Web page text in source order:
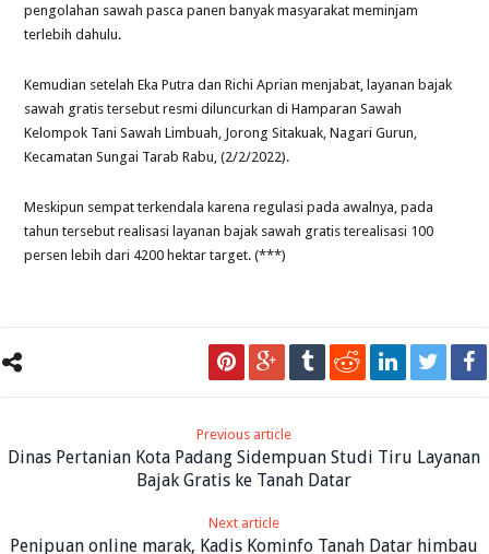
pengolahan sawah pasca panen banyak masyarakat meminjam
terlebih dahulu.
Kemudian setelah Eka Putra dan Richi Aprian menjabat, layanan bajak
sawah gratis tersebut resmi diluncurkan di Hamparan Sawah
Kelompok Tani Sawah Limbuah, Jorong Sitakuak, Nagari Gurun,
Kecamatan Sungai Tarab Rabu, (2/2/2022).
Meskipun sempat terkendala karena regulasi pada awalnya, pada
tahun tersebut realisasi layanan bajak sawah gratis terealisasi 100
persen lebih dari 4200 hektar target. (***)
Previous article
Dinas Pertanian Kota Padang Sidempuan Studi Tiru Layanan
Bajak Gratis ke Tanah Datar
Next article
Penipuan online marak, Kadis Kominfo Tanah Datar himbau